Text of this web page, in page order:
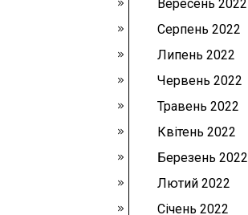
Вересень 2022
Серпень 2022
Липень 2022
Червень 2022
Травень 2022
Квітень 2022
Березень 2022
Лютий 2022
Січень 2022